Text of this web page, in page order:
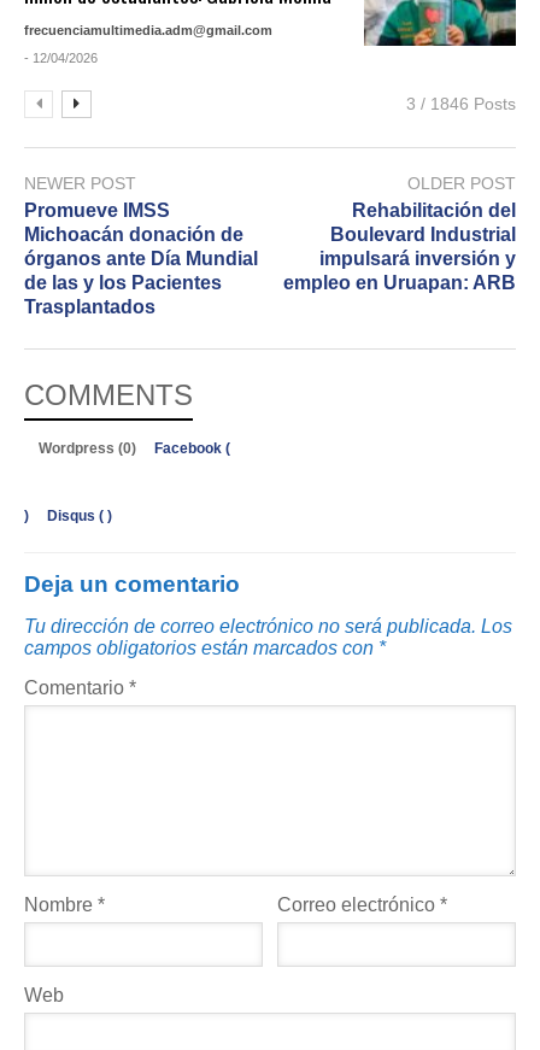
frecuenciamultimedia.adm@gmail.com
- 12/04/2026
3 / 1846 Posts
NEWER POST
Promueve IMSS
Michoacán donación de
órganos ante Día Mundial
de las y los Pacientes
Trasplantados
OLDER POST
Rehabilitación del
Boulevard Industrial
impulsará inversión y
empleo en Uruapan: ARB
COMMENTS
Wordpress (0) Facebook (
) Disqus ( )
Deja un comentario
Tu dirección de correo electrónico no será publicada. Los
campos obligatorios están marcados con *
Comentario *
Nombre * Correo electrónico*
Web